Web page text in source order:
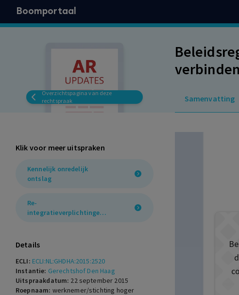
Boomportaal
Overzichtspagina van deze
rechtspraak
Samenvatting
Klik voor meer uitspraken
Kennelijk onredelijk
ontslag
Re-
integratieverplichtingen
Details
ECLI: ECLI:NL:GHDHA:2015:2520
Instantie: Gerechtshof Den Haag
Uitspraakdatum: 22 september 2015
Roepnaam: werknemer/stichting hoger